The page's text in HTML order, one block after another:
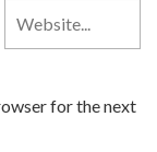
for the next